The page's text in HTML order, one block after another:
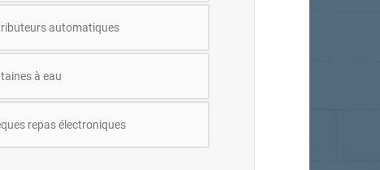
automatiques
à eau
repas électroniques